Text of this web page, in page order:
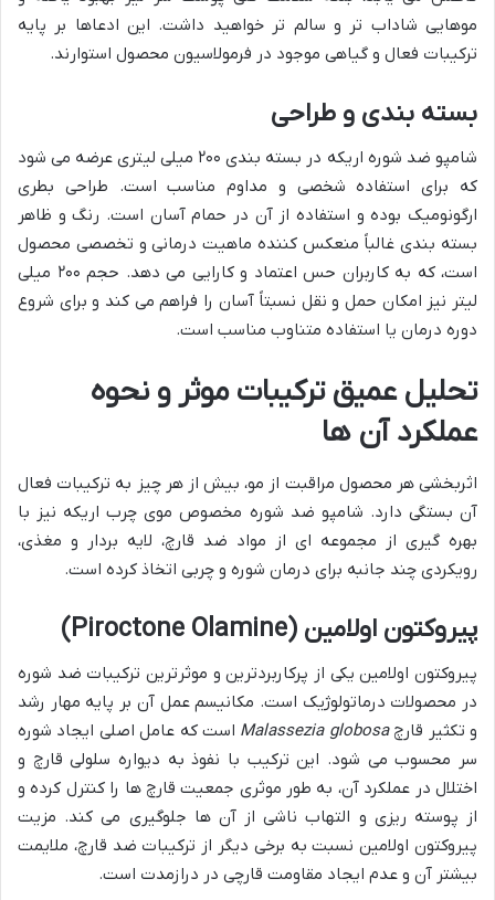
موهایی شاداب تر و سالم تر خواهید داشت. این ادعاها بر پایه
ترکیبات فعال و گیاهی موجود در فرمولاسیون محصول استوارند.
بسته بندی و طراحی
شامپو ضد شوره اریکه در بسته بندی ۲۰۰ میلی لیتری عرضه می شود
که برای استفاده شخصی و مداوم مناسب است. طراحی بطری
ارگونومیک بوده و استفاده از آن در حمام آسان است. رنگ و ظاهر
بسته بندی غالباً منعکس کننده ماهیت درمانی و تخصصی محصول
است، که به کاربران حس اعتماد و کارایی می دهد. حجم ۲۰۰ میلی
لیتر نیز امکان حمل و نقل نسبتاً آسان را فراهم می کند و برای شروع
دوره درمان یا استفاده متناوب مناسب است.
تحلیل عمیق ترکیبات موثر و نحوه
عملکرد آن ها
اثربخشی هر محصول مراقبت از مو، بیش از هر چیز به ترکیبات فعال
آن بستگی دارد. شامپو ضد شوره مخصوص موی چرب اریکه نیز با
بهره گیری از مجموعه ای از مواد ضد قارچ، لایه بردار و مغذی،
رویکردی چند جانبه برای درمان شوره و چربی اتخاذ کرده است.
پیروکتون اولامین (Piroctone Olamine)
پیروکتون اولامین یکی از پرکاربردترین و موثرترین ترکیبات ضد شوره
در محصولات درماتولوژیک است. مکانیسم عمل آن بر پایه مهار رشد
و تکثیر قارچMalassezia globosa است که عامل اصلی ایجاد شوره
سر محسوب می شود. این ترکیب با نفوذ به دیواره سلولی قارچ و
اختلال در عملکرد آن، به طور موثری جمعیت قارچ ها را کنترل کرده و
از پوسته ریزی و التهاب ناشی از آن ها جلوگیری می کند. مزیت
پیروکتون اولامین نسبت به برخی دیگر از ترکیبات ضد قارچ، ملایمت
بیشتر آن و عدم ایجاد مقاومت قارچی در درازمدت است.